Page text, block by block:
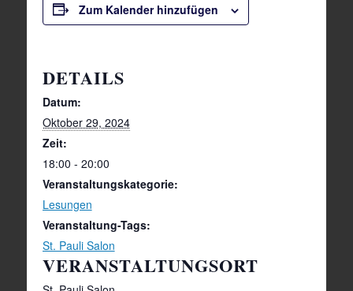
Zum Kalender hinzufügen
DETAILS
Datum:
Oktober 29, 2024
Zeit:
18:00 - 20:00
Veranstaltungskategorie:
Lesungen
Veranstaltung-Tags:
St. Pauli Salon
VERANSTALTUNGSORT